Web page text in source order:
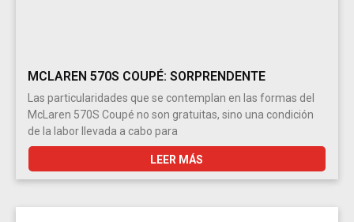
MCLAREN 570S COUPÉ: SORPRENDENTE
Las particularidades que se contemplan en las formas del
McLaren 570S Coupé no son gratuitas, sino una condición
de la labor llevada a cabo para
LEER MÁS